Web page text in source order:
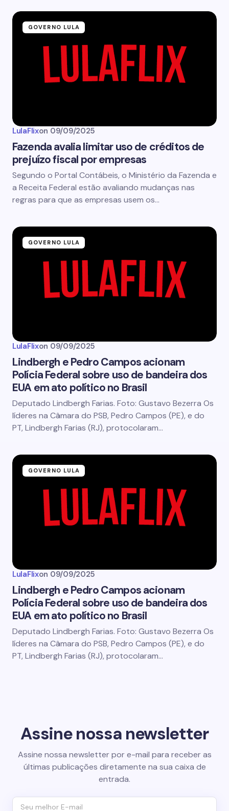
GOVERNO LULA
LulaFlixon 09/09/2025
Fazenda avalia limitar uso de créditos de
prejuízo fiscal por empresas
Segundo o Portal Contábeis, o Ministério da Fazenda e
a Receita Federal estão avaliando mudanças nas
regras para que as empresas usem os…
GOVERNO LULA
LulaFlixon 09/09/2025
Lindbergh e Pedro Campos acionam
Polícia Federal sobre uso de bandeira dos
EUA em ato político no Brasil
Deputado Lindbergh Farias. Foto: Gustavo Bezerra Os
líderes na Câmara do PSB, Pedro Campos (PE), e do
PT, Lindbergh Farias (RJ), protocolaram…
GOVERNO LULA
LulaFlixon 09/09/2025
Lindbergh e Pedro Campos acionam
Polícia Federal sobre uso de bandeira dos
EUA em ato político no Brasil
Deputado Lindbergh Farias. Foto: Gustavo Bezerra Os
líderes na Câmara do PSB, Pedro Campos (PE), e do
PT, Lindbergh Farias (RJ), protocolaram…
Assine nossa newsletter
Assine nossa newsletter por e-mail para receber as
últimas publicações diretamente na sua caixa de
entrada.